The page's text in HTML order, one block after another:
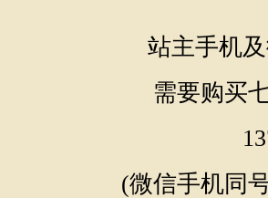
站主手机
需要购买
(微信手机同